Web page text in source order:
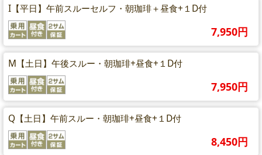
I【平日】午前スルーセルフ・朝珈琲＋昼食+１D付
7,950円
M【土日】午後スルー・朝珈琲+昼食+１D付
7,950円
Q【土日】午前スルー・朝珈琲+昼食+１D付
8,450円